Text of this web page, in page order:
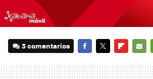
3 comentarios
MAIL